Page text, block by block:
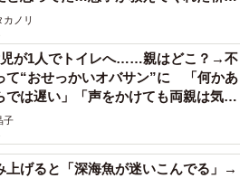
とは
カノリ
が1人でトイレへ……親はどこ？→不
て“おせっかいオバサン”に 「何かあ
では遅い」「声をかけても両親は気づ
子
上げると「深海魚が迷いこんでる」→